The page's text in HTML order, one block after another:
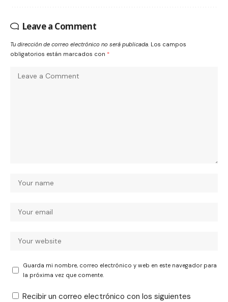
Leave a Comment
Tu dirección de correo electrónico no será publicada. Los campos
obligatorios están marcados con *
Guarda mi nombre, correo electrónico y web en este navegador para
la próxima vez que comente.
Recibir un correo electrónico con los siguientes